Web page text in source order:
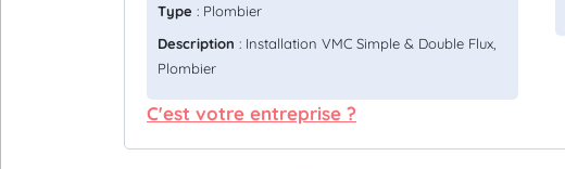
Type : Plombier
Description : Installation VMC Simple & Double Flux,
Plombier
C'est votre entreprise ?